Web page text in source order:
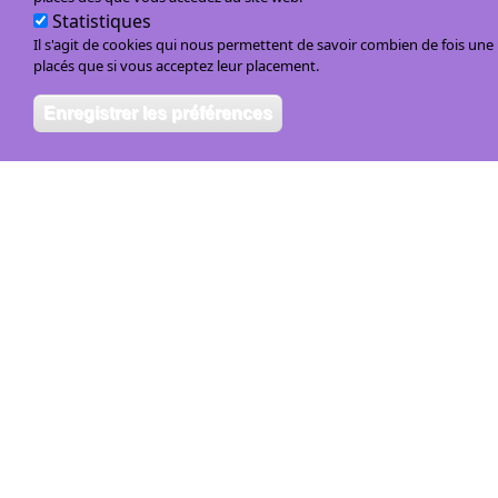
Statistiques
Il s'agit de cookies qui nous permettent de savoir combien de fois
placés que si vous acceptez leur placement.
Enregistrer les préférences